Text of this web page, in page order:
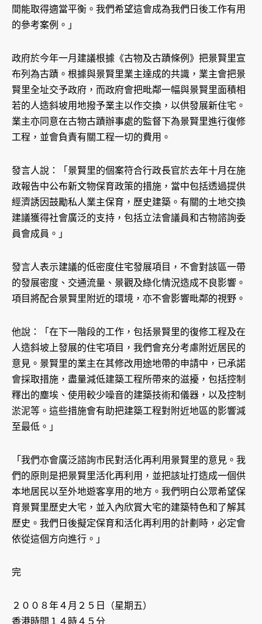
間能取得適當平衡。我們希望這會成為我們日後工作有用
的參考案例。」
政府於今年一月建議根據《古物及古蹟條例》把景賢里宣
布列為古蹟。根據與景賢里業主達成的共識，業主會把景
賢里全址交予政府，而政府會把毗鄰一幅與景賢里面積相
若的人造斜坡用地撥予業主以作交換，以供發展新住宅。
業主亦同意在古物古蹟辦事處的監督下為景賢里進行復修
工程，並會負責有關工程一切的費用。
發言人說：「景賢里的個案符合行政長官於去年十月在施
政報告中公布新文物保育政策的措施，當中包括透過提供
經濟誘因鼓勵私人業主保育，歷史建築。有關的土地交換
建議獲得社會廣泛的支持，包括立法會議員和古物諮詢委
員會成員。」
發言人表示建議的低密度住宅發展項目，不會對該區一帶
的發展密度、交通流量、景觀及綠化情況造成不良影響。
項目將配合景賢里附近的環境，亦不會影響毗鄰的視野。
他說：「在下一階段的工作，包括景賢里的復修工程及在
人造斜坡上發展的住宅項目，我們會充分考慮附近居民的
意見。景賢里的業主在其修改用途地帶的申請中，已承諾
會採取措施，盡量減低建築工程所帶來的滋擾，包括控制
釋出的塵埃、使用較少噪音的建築技術和儀器，以及控制
淤泥等。這些措施會有助把建築工程對附近地區的影響減
至最低。」
「我們亦會廣泛諮詢市民對活化再利用景賢里的意見。我
們的原則是把景賢里活化再利用，並把該址打造成一個供
本地居民以至外地遊客享用的地方。我們明白公眾希望保
育景賢里歷史大宅，並入內欣賞大宅的建築特色和了解其
歷史。我們日後擬定保育和活化再利用的計劃時，必定會
依從這個方向進行。」
完
２００８年４月２５日（星期五）
香港時間１４時４５分